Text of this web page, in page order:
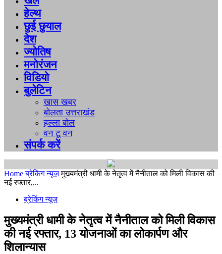
हेल्थ
छुई छुयाल
देश
ज्योतिष
मनोरंजन
विडियो
बुलेटिन
खास खबर
बोलता उत्तराखंड
हल्ला बोल
वन टू वन
संपर्क करें
Home ब्रेकिंग न्यूज़ मुख्यमंत्री धामी के नेतृत्व में नैनीताल को मिली विकास की
नई रफ्तार,...
ब्रेकिंग न्यूज़
मुख्यमंत्री धामी के नेतृत्व में नैनीताल को मिली विकास
की नई रफ्तार, 13 योजनाओं का लोकार्पण और
शिलान्यास